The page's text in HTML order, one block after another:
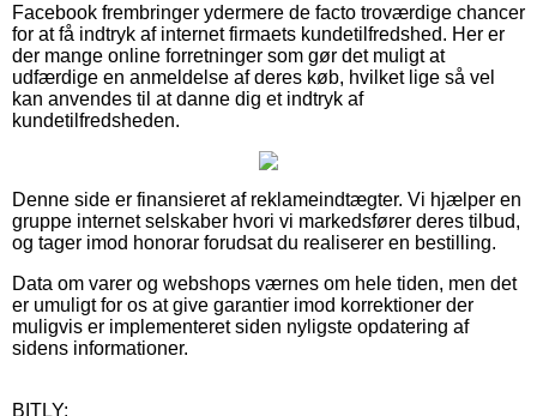
Facebook frembringer ydermere de facto troværdige chancer
for at få indtryk af internet firmaets kundetilfredshed. Her er
der mange online forretninger som gør det muligt at
udfærdige en anmeldelse af deres køb, hvilket lige så vel
kan anvendes til at danne dig et indtryk af
kundetilfredsheden.
Denne side er finansieret af reklameindtægter. Vi hjælper en
gruppe internet selskaber hvori vi markedsfører deres tilbud,
og tager imod honorar forudsat du realiserer en bestilling.
Data om varer og webshops værnes om hele tiden, men det
er umuligt for os at give garantier imod korrektioner der
muligvis er implementeret siden nyligste opdatering af
sidens informationer.
BITLY: